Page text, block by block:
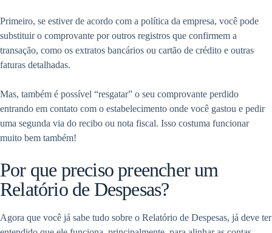
Primeiro, se estiver de acordo com a política da empresa, você pode
substituir o comprovante por outros registros que confirmem a
transação, como os extratos bancários ou cartão de crédito e outras
faturas detalhadas.
Mas, também é possível “resgatar” o seu comprovante perdido
entrando em contato com o estabelecimento onde você gastou e pedir
uma segunda via do recibo ou nota fiscal. Isso costuma funcionar
muito bem também!
Por que preciso preencher um
Relatório de Despesas?
Agora que você já sabe tudo sobre o Relatório de Despesas, já deve ter